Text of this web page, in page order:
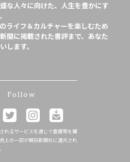
な人々に向けた、人生を豊かにす
ライフ＆カルチャーを楽しむため
聞に掲載された書評まで、あなた
します。
Follow
れるサービスを通じて書籍等を購
上の一部が朝日新聞社に還元され